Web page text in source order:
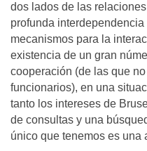
dos lados de las
profunda
mecanismos para la
existencia de un gran
cooperación (de las que
funcionarios), en una
tanto los intereses de
de consultas y una
único que tenemos es una